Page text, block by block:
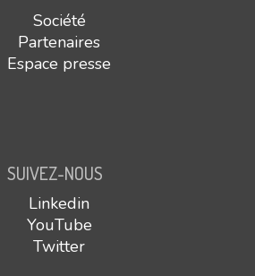
Société
Partenaires
Espace presse
SUIVEZ-NOUS
Linkedin
YouTube
Twitter